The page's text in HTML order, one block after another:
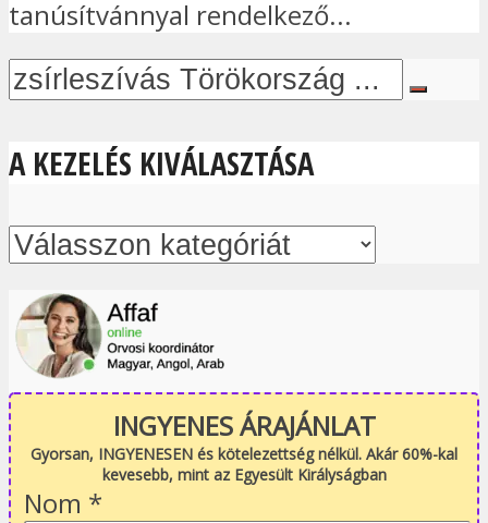
tanúsítvánnyal rendelkező...
A KEZELÉS KIVÁLASZTÁSA
INGYENES ÁRAJÁNLAT
Gyorsan, INGYENESEN és kötelezettség nélkül. Akár 60%-kal
kevesebb, mint az Egyesült Királyságban
Nom *